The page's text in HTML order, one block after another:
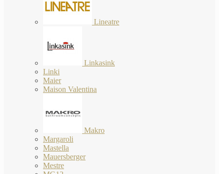
Lineatre
Linkasink
Linki
Maier
Maison Valentina
Makro
Margaroli
Mastella
Mauersberger
Mestre